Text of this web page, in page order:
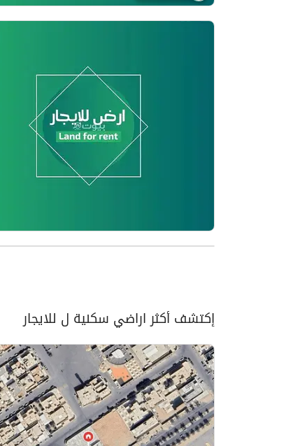
إكتشف أكثر اراضي سكنية ل للايجار